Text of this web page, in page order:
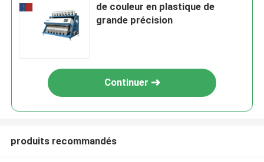
de couleur en plastique de
grande précision
Continuer
produits recommandés